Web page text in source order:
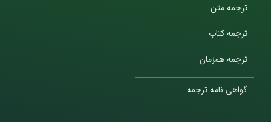
ترجمه متن
ترجمه کتاب
ترجمه همزمان
گواهی نامه ترجمه